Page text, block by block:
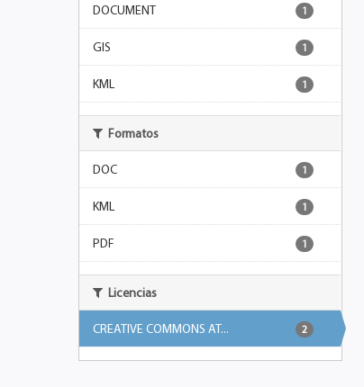
DOCUMENT 1
GIS 1
KML 1
Formatos
DOC 1
KML 1
PDF 1
Licencias
CREATIVE COMMONS AT... 2